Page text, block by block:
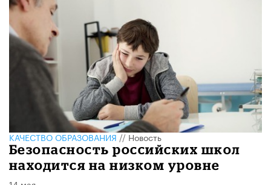
КАЧЕСТВО ОБРАЗОВАНИЯ//Новость
Безопасность российских школ
находится на низком уровне